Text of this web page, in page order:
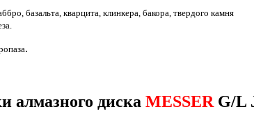
базальта, кварцита, клинкера, бакора, твердого камня
паза.
алмазного диска MESSER G/L